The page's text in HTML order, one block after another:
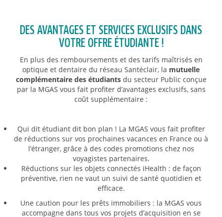
DES AVANTAGES ET SERVICES EXCLUSIFS DANS
VOTRE OFFRE ÉTUDIANTE !
En plus des remboursements et des tarifs maîtrisés en
optique et dentaire du réseau Santéclair, la mutuelle
complémentaire des étudiantsdu secteur Public conçue
par la MGAS vous fait profiter d’avantages exclusifs, sans
coût supplémentaire :
Qui dit étudiant dit bon plan ! La MGAS vous fait profiter
de réductions sur vos prochaines vacances en France ou à
l’étranger, grâce à des codes promotions chez nos
voyagistes partenaires.
Réductions sur les objets connectés iHealth : de façon
préventive, rien ne vaut un suivi de santé quotidien et
efficace.
Une caution pour les prêts immobiliers : la MGAS vous
accompagne dans tous vos projets d’acquisition en se